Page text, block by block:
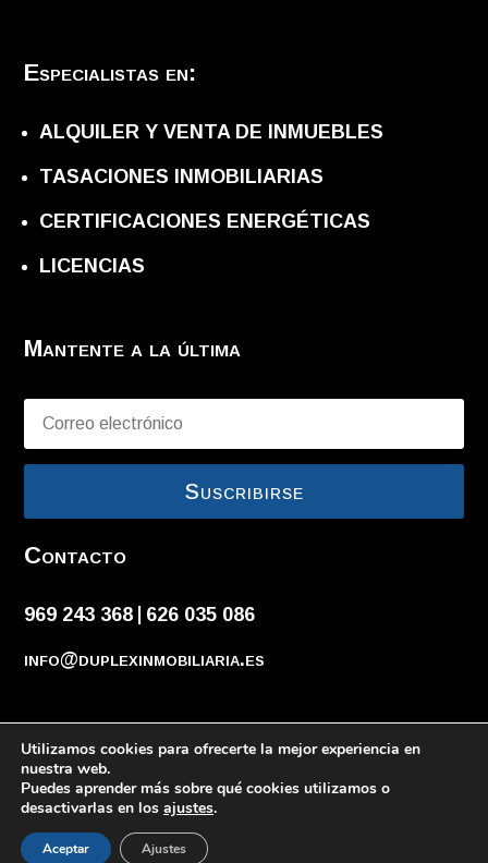
Especialistas en:
ALQUILER Y VENTA DE INMUEBLES
TASACIONES INMOBILIARIAS
CERTIFICACIONES ENERGÉTICAS
LICENCIAS
Mantente a la última
Suscribirse
Contacto
969 243 368 626 035 086
info@duplexinmobiliaria.es
Diseñado por Adrián López RaMoWeb
Utilizamos cookies para ofrecerte la mejor experiencia en
nuestra web.
Puedes aprender más sobre qué cookies utilizamos o
desactivarlas en los ajustes.
Aceptar Ajustes